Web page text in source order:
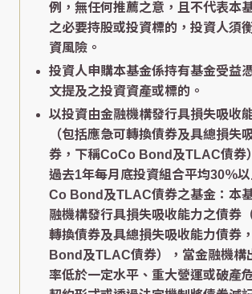
例，無任何推薦之意，且不代表本
之必要持股或投資標的，投資人須
資風險。
投資人申購本基金係持有基金受益
文提及之投資資產或標的。
以投資由金融機構發行具損失吸收
（包括應急可轉換債券及具總損失
券，下稱CoCo Bond及TLAC債券
過去1年每月底投資組合平均30％
Co Bond及TLAC債券之基金：本
融機構發行具損失吸收能力之債券
轉換債券及具總損失吸收能力債券
Bond及TLAC債券），當金融機構
率低於一定水平、重大營運或破產